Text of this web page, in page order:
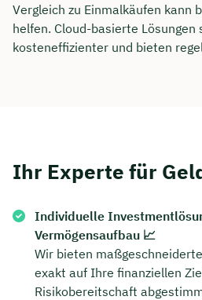
Vergleich zu Einmalkäufen kann
helfen. Cloud-basierte Lösungen
kosteneffizienter und bieten
Ihr Experte für
Individuelle
Vermögensaufbau 📈
Wir bieten
exakt auf Ihre finanziellen
Risikobereitschaft